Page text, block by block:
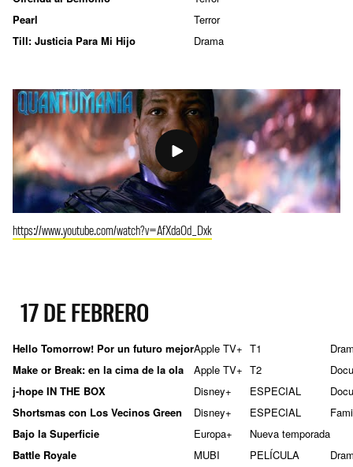
Pearl
Terror
Till: Justicia Para Mi Hijo
Drama
https://www.youtube.com/watch?v=AfXdaOd_Dxk
17 DE FEBRERO
Hello Tomorrow! Por un futuro mejorApple TV+ T1
Make or Break: en la cima de la ola
Apple TV+ T2
j-hope IN THE BOX
Disney+ ESPECIAL
Shortsmas con Los Vecinos Green
Disney+ ESPECIAL
Bajo la Superficie
Europa+
Nueva temporada
Battle Royale
MUBI PELÍCULA